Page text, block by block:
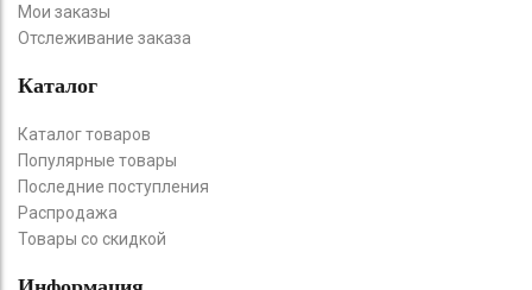
Мои заказы
Отслеживание заказа
Каталог
Каталог товаров
Популярные товары
Последние поступления
Распродажа
Товары со скидкой